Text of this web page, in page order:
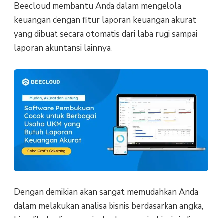
Beecloud membantu Anda dalam mengelola
keuangan dengan fitur laporan keuangan akurat
yang dibuat secara otomatis dari laba rugi sampai
laporan akuntansi lainnya.
Dengan demikian akan sangat memudahkan Anda
dalam melakukan analisa bisnis berdasarkan angka,